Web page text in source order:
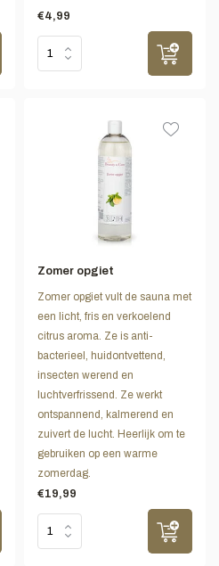
€4,99
Zomer opgiet
Zomer opgiet vult de sauna met
een licht, fris en verkoelend
citrus aroma. Ze is anti-
bacterieel, huidontvettend,
insecten werend en
luchtverfrissend. Ze werkt
ontspannend, kalmerend en
zuivert de lucht. Heerlijk om te
gebruiken op een warme
zomerdag.
€19,99